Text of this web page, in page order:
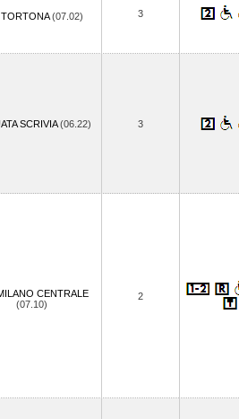
TORTONA(07.02) 3
SCRIVIA(06.22) 3
CENTRALE
(07.10)
2